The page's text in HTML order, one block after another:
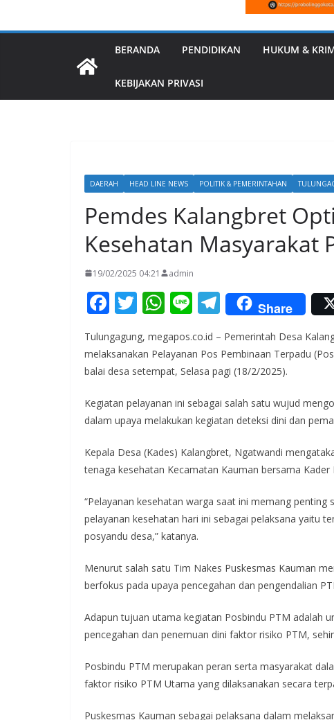
BERANDA PENDIDIKAN HUKUM &
KEBIJAKAN PRIVASI
DAERAH HEAD LINE NEWS POLITIK & PEMERINTAHAN
Pemdes Kalangbret
Kesehatan Masyarakat
19/02/2025 04:21 admin
F
e
b
o
k
T
itt
er
W
at
s
p
Li
e
T
el
e
gr
m
Share
Tulungagung, megapos.co.id – Pemerintah Desa
melaksanakan Pelayanan Pos Pembinaan Terpadu
balai desa setempat, Selasa pagi (18/2/2025).
Kegiatan pelayanan ini sebagai salah satu wujud
dalam upaya melakukan kegiatan deteksi dini dan
Kepala Desa (Kades) Kalangbret, Ngatwandi
tenaga kesehatan Kecamatan Kauman bersama Kader
“Pelayanan kesehatan warga saat ini memang
pelayanan kesehatan hari ini sebagai pelaksana yaitu
posyandu desa,” katanya.
Menurut salah satu Tim Nakes Puskesmas Kauman
berfokus pada upaya pencegahan dan pengendalian
Adapun tujuan utama kegiatan Posbindu PTM adalah
pencegahan dan penemuan dini faktor risiko PTM,
Posbindu PTM merupakan peran serta masyarakat
faktor risiko PTM Utama yang dilaksanakan secara
Puskesmas Kauman sebagai pelaksana dalam